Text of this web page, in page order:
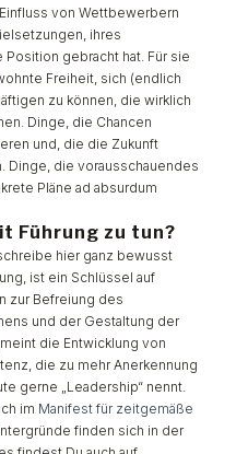
von Wettbewerbern
ihres
gebracht hat. Für sie
Freiheit, sich (endlich
zu können, die wirklich
Dinge, die Chancen
und, die die Zukunft
Dinge, die vorausschauendes
Pläne ad absurdum
Führung zu tun?
hier ganz bewusst
ist ein Schlüssel auf
zur Befreiung des
und der Gestaltung der
die Entwicklung von
die zu mehr Anerkennung
gerne „Leadership“ nennt.
im Manifest für zeitgemäße
finden sich in der